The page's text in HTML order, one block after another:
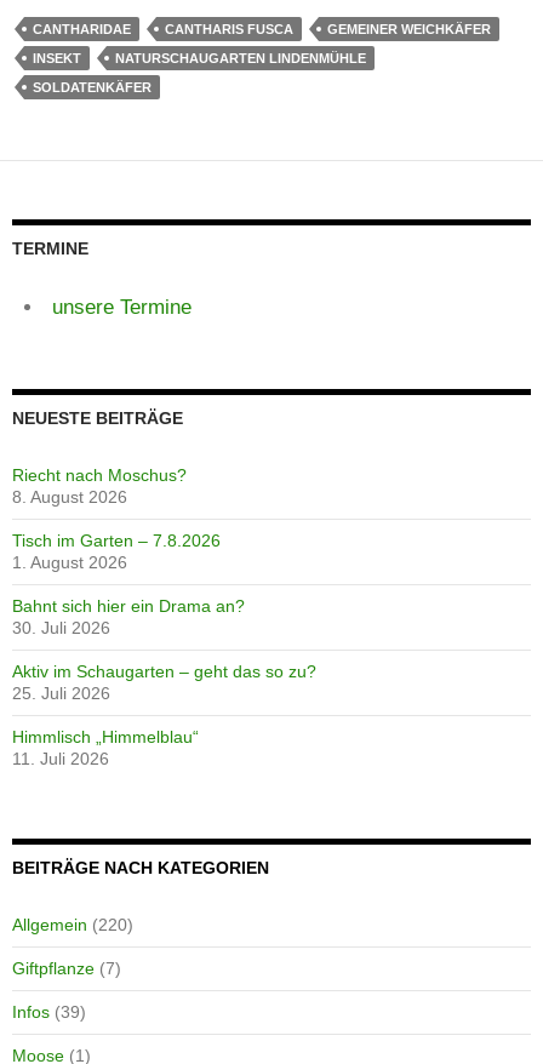
CANTHARIDAE CANTHARIS FUSCA
GEMEINER WEICHKÄFER
INSEKT
NATURSCHAUGARTEN LINDENMÜHLE
SOLDATENKÄFER
TERMINE
unsere Termine
NEUESTE BEITRÄGE
Riecht nach Moschus?
8. August 2026
Tisch im Garten – 7.8.2026
1. August 2026
Bahnt sich hier ein Drama an?
30. Juli 2026
Aktiv im Schaugarten – geht das so zu?
25. Juli 2026
Himmlisch „Himmelblau“
11. Juli 2026
BEITRÄGE NACH KATEGORIEN
Allgemein (220)
Giftpflanze (7)
Infos (39)
Moose (1)